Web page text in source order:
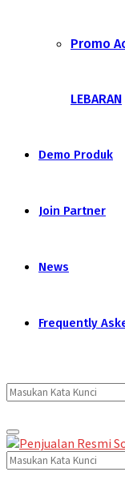
Promo
LEBARAN
Demo Produk
Join Partner
News
Frequently
Search
for:
Primary
Menu
Search
for: